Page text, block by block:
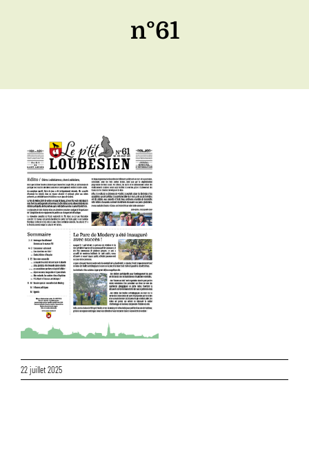
n°61
l'image
agrandie
22 juillet 2025